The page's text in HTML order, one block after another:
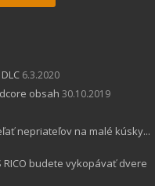
6.3.2020
obsah 30.10.2019
nepriateľov na malé kúsky...
RICO budete vykopávať dvere